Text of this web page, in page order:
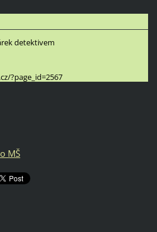
detektivem
?page_id=2567
MŠ